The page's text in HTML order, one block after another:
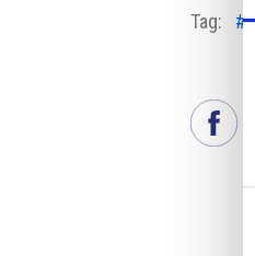
Tag: